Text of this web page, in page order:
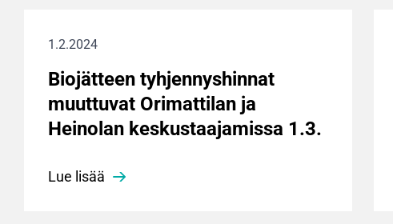
1.2.2024
Biojätteen tyhjennyshinnat
muuttuvat Orimattilan ja
Heinolan keskustaajamissa 1.3.
Lue lisää